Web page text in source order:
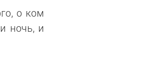
о ком
ночь, и